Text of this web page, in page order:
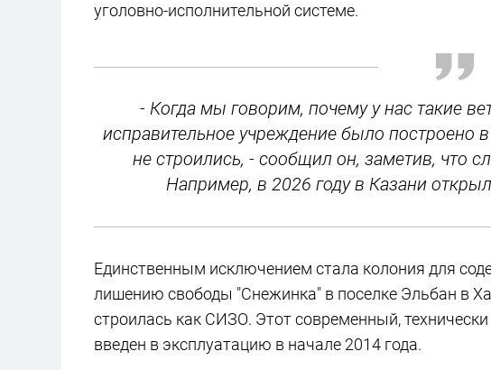
уголовно-исполнительной системе.
- Когда мы говорим, почему у нас такие
исправительное учреждение было построено
не строились, - сообщил он, заметив, что
Например, в 2026 году в Казани
Единственным исключением стала колония для
лишению свободы "Снежинка" в поселке Эльбан в
строилась как СИЗО. Этот современный,
введен в эксплуатацию в начале 2014 года.